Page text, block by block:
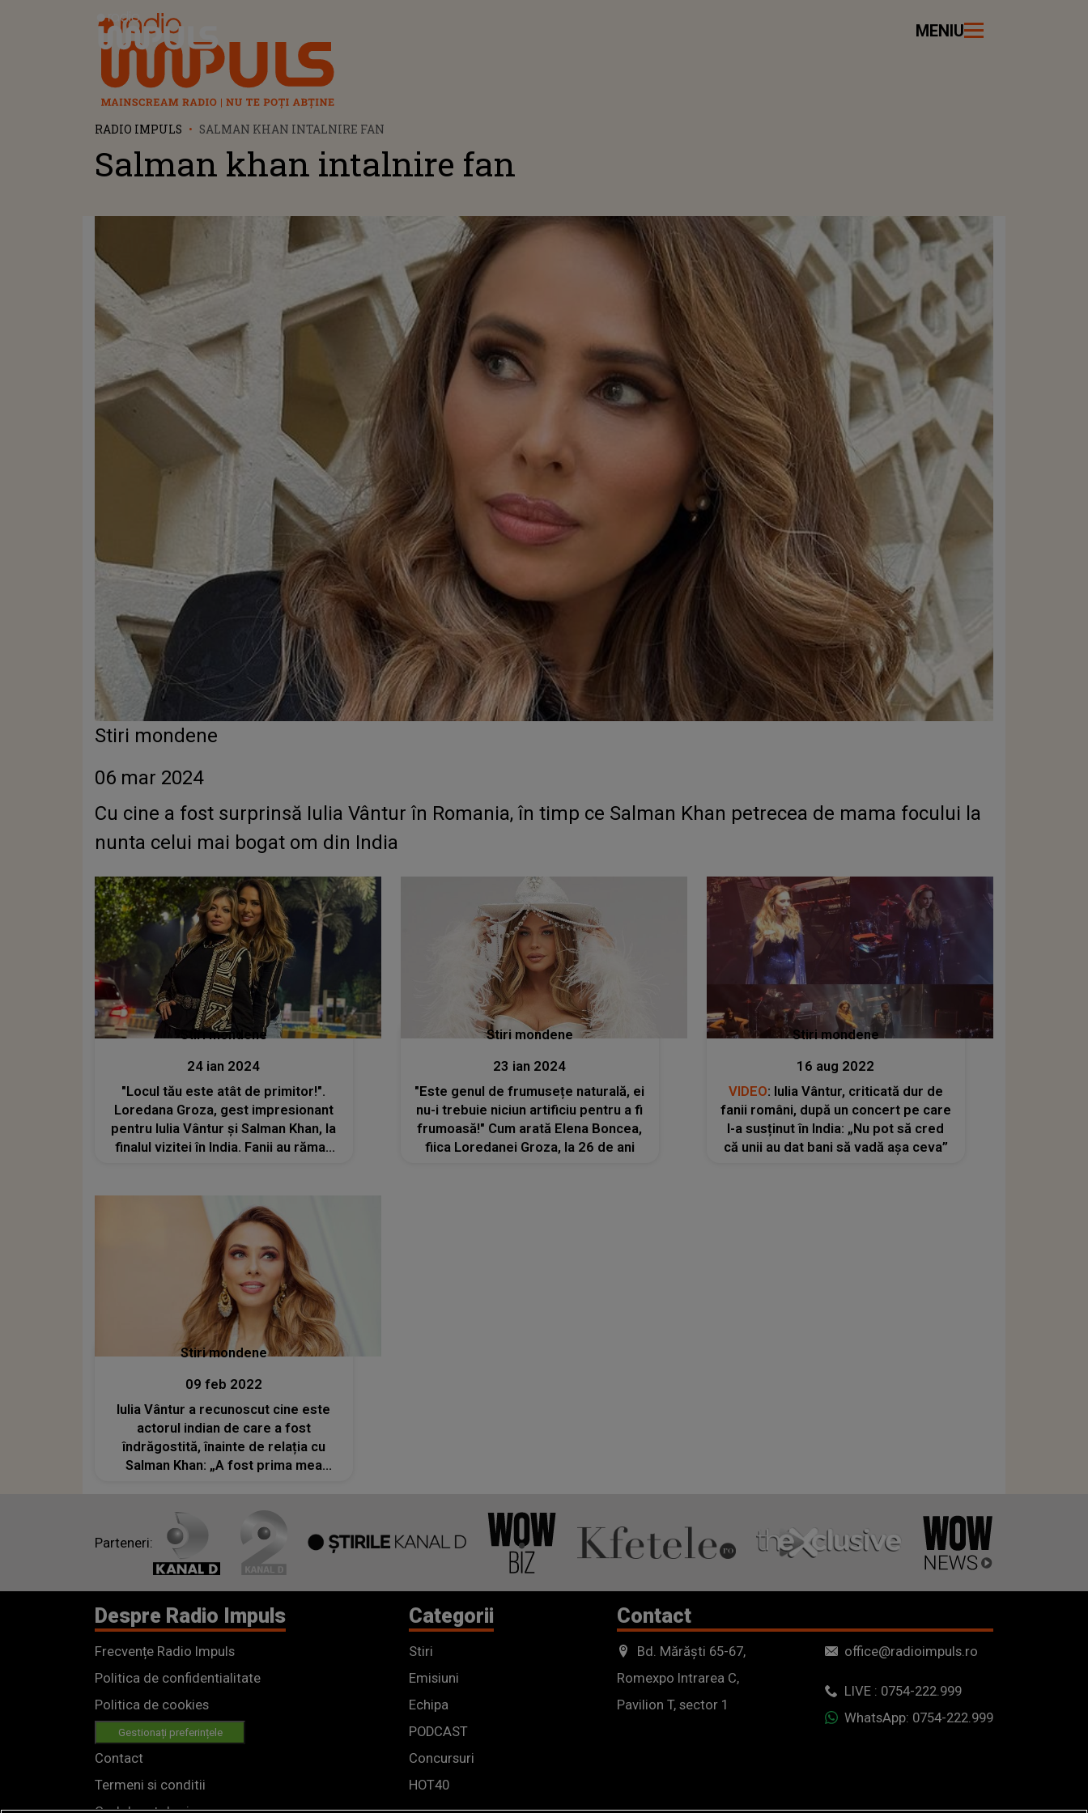
Radio Impuls MENIU
RADIO IMPULS SALMAN KHAN INTALNIRE FAN
Salman khan intalnire fan
Stiri mondene
06 mar 2024
Cu cine a fost surprinsă Iulia Vântur în Romania, în timp ce Salman Khan petrecea de mama focului la
nunta celui mai bogat om din India
Stiri mondene
24 ian 2024
"Locul tău este atât de primitor!".
Loredana Groza, gest impresionant
pentru Iulia Vântur și Salman Khan, la
finalul vizitei în India. Fanii au rămas
Stiri mondene
23 ian 2024
"Este genul de frumusețe naturală, ei
nu-i trebuie niciun artificiu pentru a fi
frumoasă!" Cum arată Elena Boncea,
fiica Loredanei Groza, la 26 de ani
Stiri mondene
16 aug 2022
VIDEO: Iulia Vântur, criticată dur de
fanii români, după un concert pe care
l-a susținut în India: „Nu pot să cred
că unii au dat bani să vadă așa ceva”
Stiri mondene
09 feb 2022
Iulia Vântur a recunoscut cine este
actorul indian de care a fost
îndrăgostită, înainte de relația cu
Salman Khan: „A fost prima mea
Parteneri:
Despre Radio Impuls
Frecvențe Radio Impuls
Politica de confidentialitate
Politica de cookies
Gestionați preferințele
Contact
Termeni si conditii
Categorii
Stiri
Emisiuni
Echipa
PODCAST
Concursuri
HOT40
Contact
Bd. Mărăști 65-67,
Romexpo Intrarea C,
Pavilion T, sector 1
office@radioimpuls.ro
LIVE : 0754-222.999
WhatsApp: 0754-222.999